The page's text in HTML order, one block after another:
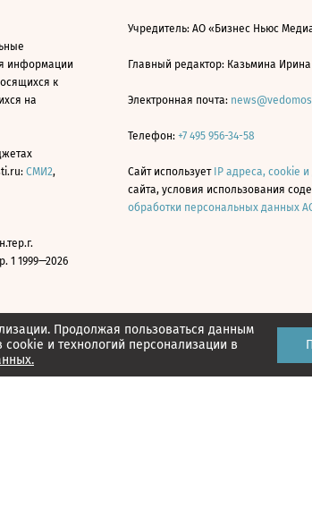
Продолжая пользоваться данным
и технологий персонализации в
информации
к
на
СМИ2,
1 1999—2026
Учредитель: АО «Бизнес Ньюс
Главный редактор: Казьмина
Электронная почта:
Телефон: +7 495 956-34-58
Сайт использует IP адреса, cookie
сайта, условия использования
обработки персональных данных